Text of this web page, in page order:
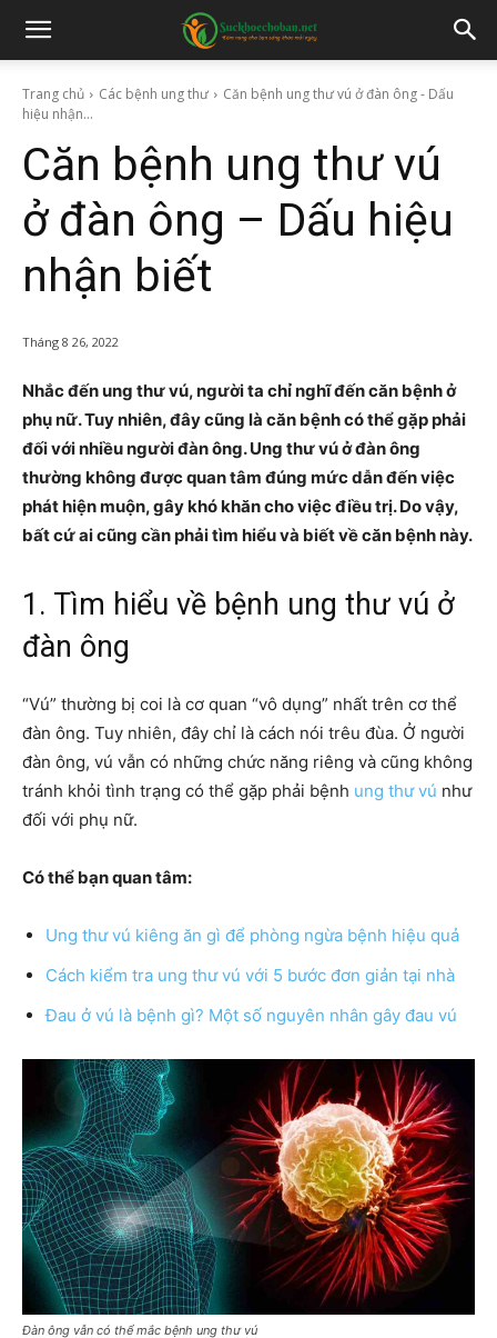
Trang chủ Các bệnh ung thư
Căn bệnh ung thư vú ở đàn ông - Dấu
hiệu nhận...
Căn bệnh ung thư vú
ở đàn ông – Dấu hiệu
nhận biết
Tháng 8 26, 2022
Nhắc đến ung thư vú, người ta chỉ nghĩ đến căn bệnh ở
phụ nữ. Tuy nhiên, đây cũng là căn bệnh có thể gặp phải
đối với nhiều người đàn ông. Ung thư vú ở đàn ông
thường không được quan tâm đúng mức dẫn đến việc
phát hiện muộn, gây khó khăn cho việc điều trị. Do vậy,
bất cứ ai cũng cần phải tìm hiểu và biết về căn bệnh này.
1. Tìm hiểu về bệnh ung thư vú ở
đàn ông
“Vú” thường bị coi là cơ quan “vô dụng” nhất trên cơ thể
đàn ông. Tuy nhiên, đây chỉ là cách nói trêu đùa. Ở người
đàn ông, vú vẫn có những chức năng riêng và cũng không
tránh khỏi tình trạng có thể gặp phải bệnh ung thư vú như
đối với phụ nữ.
Có thể bạn quan tâm:
Ung thư vú kiêng ăn gì để phòng ngừa bệnh hiệu quả
Cách kiểm tra ung thư vú với 5 bước đơn giản tại nhà
Đau ở vú là bệnh gì? Một số nguyên nhân gây đau vú
Đàn ông vẫn có thể mắc bệnh ung thư vú